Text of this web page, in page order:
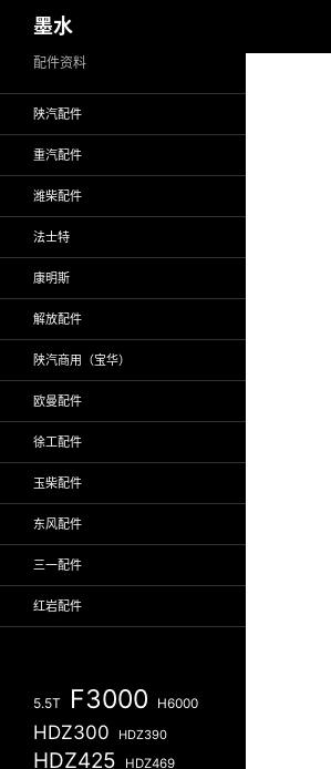
至
墨水
配件资料
陕汽配件
重汽配件
潍柴配件
法士特
康明斯
解放配件
陕汽商用（宝华）
欧曼配件
徐工配件
玉柴配件
东风配件
三一配件
红岩配件
5.5T F3000 H6000
HDZ300 HDZ390
HDZ425 HDZ469